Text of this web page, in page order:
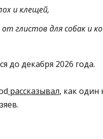
и клещей,
глистов для собак и
до декабря 2026 года.
рассказывал, как один